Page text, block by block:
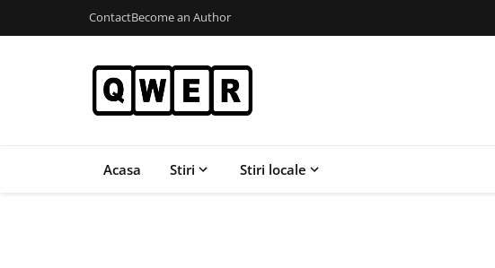
ContactBecome an Author
Acasa Stiri Stiri locale